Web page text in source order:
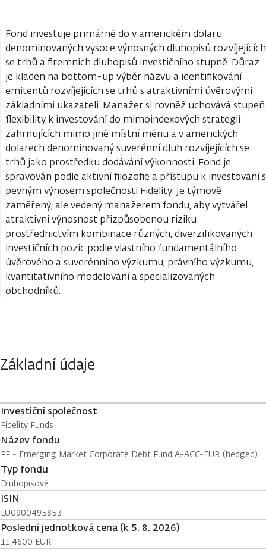
Fond investuje primárně do v americkém dolaru
denominovaných vysoce výnosných dluhopisů rozvíjejících
se trhů a firemních dluhopisů investičního stupně. Důraz
je kladen na bottom-up výběr názvu a identifikování
emitentů rozvíjejících se trhů s atraktivními úvěrovými
základními ukazateli. Manažer si rovněž uchovává stupeň
flexibility k investování do mimoindexových strategií
zahrnujících mimo jiné místní měnu a v amerických
dolarech denominovaný suverénní dluh rozvíjejících se
trhů jako prostředku dodávání výkonnosti. Fond je
spravován podle aktivní filozofie a přístupu k investování s
pevným výnosem společnosti Fidelity. Je týmově
zaměřený, ale vedený manažerem fondu, aby vytvářel
atraktivní výnosnost přizpůsobenou riziku
prostřednictvím kombinace různých, diverzifikovaných
investičních pozic podle vlastního fundamentálního
úvěrového a suverénního výzkumu, právního výzkumu,
kvantitativního modelování a specializovaných
obchodníků.
Základní údaje
Investiční společnost
Fidelity Funds
Název fondu
FF - Emerging Market Corporate Debt Fund A-ACC-EUR (hedged)
Typ fondu
Dluhopisové
ISIN
LU0900495853
Poslední jednotková cena (k 5. 8. 2026)
11,4600 EUR